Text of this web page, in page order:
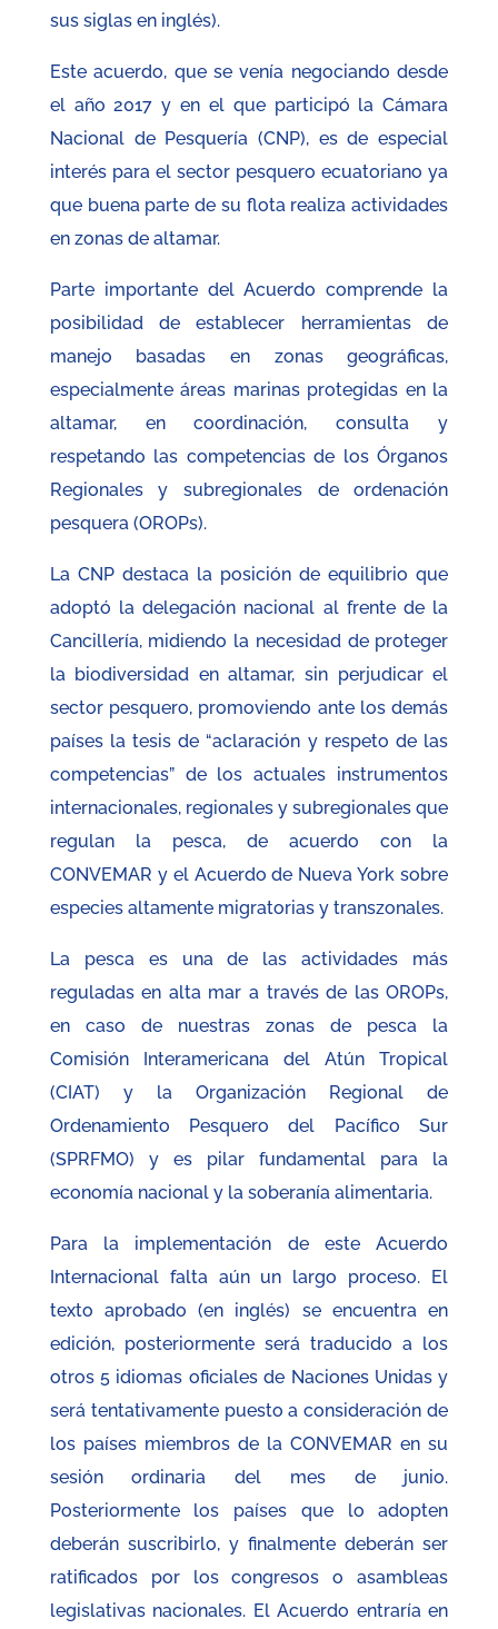
sus siglas en inglés).
Este acuerdo, que se venía negociando desde
el año 2017 y en el que participó la Cámara
Nacional de Pesquería (CNP), es de especial
interés para el sector pesquero ecuatoriano ya
que buena parte de su flota realiza actividades
en zonas de altamar.
Parte importante del Acuerdo comprende la
posibilidad de establecer herramientas de
manejo basadas en zonas geográficas,
especialmente áreas marinas protegidas en la
altamar, en coordinación, consulta y
respetando las competencias de los Órganos
Regionales y subregionales de ordenación
pesquera (OROPs).
La CNP destaca la posición de equilibrio que
adoptó la delegación nacional al frente de la
Cancillería, midiendo la necesidad de proteger
la biodiversidad en altamar, sin perjudicar el
sector pesquero, promoviendo ante los demás
países la tesis de “aclaración y respeto de las
competencias” de los actuales instrumentos
internacionales, regionales y subregionales que
regulan la pesca, de acuerdo con la
CONVEMAR y el Acuerdo de Nueva York sobre
especies altamente migratorias y transzonales.
La pesca es una de las actividades más
reguladas en alta mar a través de las OROPs,
en caso de nuestras zonas de pesca la
Comisión Interamericana del Atún Tropical
(CIAT) y la Organización Regional de
Ordenamiento Pesquero del Pacífico Sur
(SPRFMO) y es pilar fundamental para la
economía nacional y la soberanía alimentaria.
Para la implementación de este Acuerdo
Internacional falta aún un largo proceso. El
texto aprobado (en inglés) se encuentra en
edición, posteriormente será traducido a los
otros 5 idiomas oficiales de Naciones Unidas y
será tentativamente puesto a consideración de
los países miembros de la CONVEMAR en su
sesión ordinaria del mes de junio.
Posteriormente los países que lo adopten
deberán suscribirlo, y finalmente deberán ser
ratificados por los congresos o asambleas
legislativas nacionales. El Acuerdo entraría en